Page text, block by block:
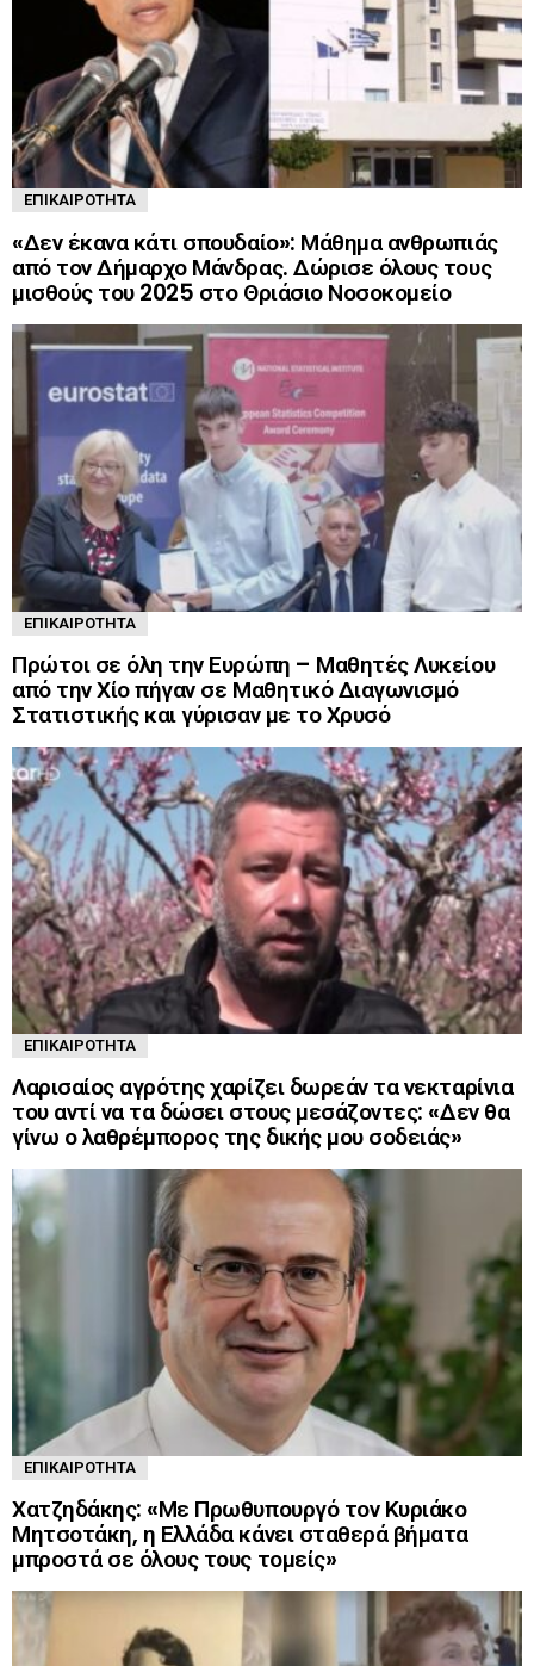
ΕΠΙΚΑΙΡΌΤΗΤΑ
«Δεν έκανα κάτι σπουδαίο»: Μάθημα ανθρωπιάς
από τον Δήμαρχο Μάνδρας. Δώρισε όλους τους
μισθούς του 2025 στο Θριάσιο Νοσοκομείο
ΕΠΙΚΑΙΡΌΤΗΤΑ
Πρώτοι σε όλη την Ευρώπη – Μαθητές Λυκείου
από την Χίο πήγαν σε Μαθητικό Διαγωνισμό
Στατιστικής και γύρισαν με το Χρυσό
ΕΠΙΚΑΙΡΌΤΗΤΑ
Λαρισαίος αγρότης χαρίζει δωρεάν τα νεκταρίνια
του αντί να τα δώσει στους μεσάζοντες: «Δεν θα
γίνω ο λαθρέμπορος της δικής μου σοδειάς»
ΕΠΙΚΑΙΡΌΤΗΤΑ
Χατζηδάκης: «Με Πρωθυπουργό τον Κυριάκο
Μητσοτάκη, η Ελλάδα κάνει σταθερά βήματα
μπροστά σε όλους τους τομείς»